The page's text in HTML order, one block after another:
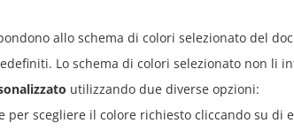
allo schema di colori selezionato del
Lo schema di colori selezionato non li
utilizzando due diverse opzioni:
per scegliere il colore richiesto cliccando su di